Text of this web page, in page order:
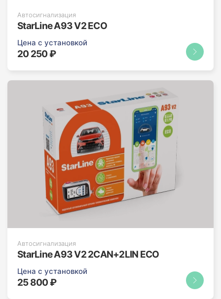
Автосигнализация
StarLine A93 V2 ECO
Цена с установкой
20 250 ₽
Автосигнализация
StarLine A93 V2 2CAN+2LIN ECO
Цена с установкой
25 800 ₽